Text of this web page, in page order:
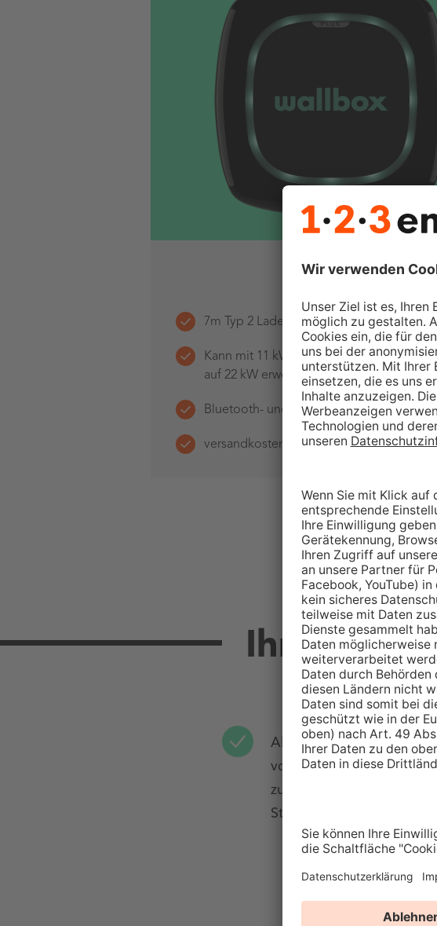
7m Typ 2 Ladekabel
Kann mit 11 kW Ladeleistung betrieben
auf 22 kW erweiterbar
Bluetooth- und WIFI
versandkostenfrei
Ihre
Alles aus einer Hand:
von der Wallbox bis hin
zum passenden
Stromtarif